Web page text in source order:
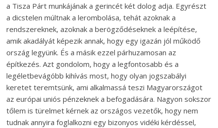
a Tisza Párt munkájának a gerincét két dolog adja. Egyrészt
a dicstelen múltnak a lerombolása, tehát azoknak a
rendszereknek, azoknak a berögződéseknek a leépítése,
amik akadályát képezik annak, hogy egy igazán jól működő
ország legyünk. És a másik ezzel párhuzamosan az
építkezés. Azt gondolom, hogy a legfontosabb és a
legéletbevágóbb kihívás most, hogy olyan jogszabályi
keretet teremtsünk, ami alkalmassá teszi Magyarországot
az európai uniós pénzeknek a befogadására. Nagyon sokszor
tőlem is türelmet kérnek az országos vezetők, hogy nem
tudnak annyira foglalkozni egy bizonyos vidéki kérdéssel,